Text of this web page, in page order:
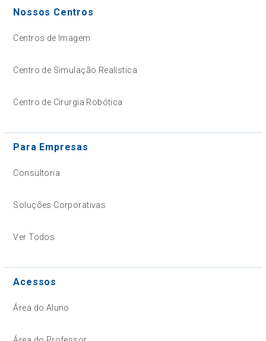
Nossos Centros
Centros de Imagem
Centro de Simulação Realística
Centro de Cirurgia Robótica
Para Empresas
Consultoria
Soluções Corporativas
Ver Todos
Acessos
Área do Aluno